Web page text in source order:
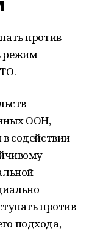
против
режим
ООН,
содействии
против
подхода,